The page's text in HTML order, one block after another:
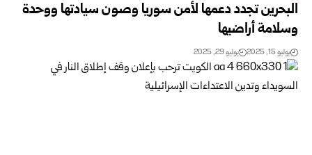
البحرين تجدد دعمها لأمن سوريا وصون سيادتها ووحدة
وسلامة أراضيها
يوليو 15, 2025 يوليو 29, 2025